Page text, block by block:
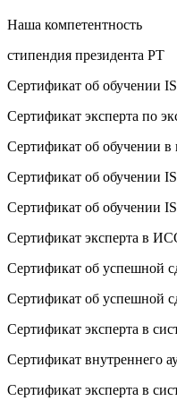
Наша компетентность
стипендия президента РТ
Сертификат об oбучeнии
Сертификат эксперта по
Сертификат об oбучeнии
Сертификат об oбучeнии
Сертификат об oбучeнии
Сертификат эксперта в
Сертификат об успешной
Сертификат об успешной
Сертификат эксперта в
Сертификат внутреннего
Сертификат эксперта в